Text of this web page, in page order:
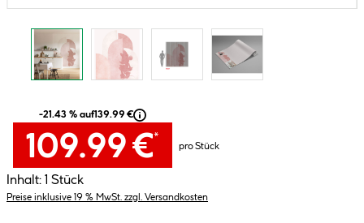
-21.43 % auf139.99 €
109.99 €*
pro Stück
Inhalt: 1 Stück
Preise inklusive 19 % MwSt. zzgl. Versandkosten